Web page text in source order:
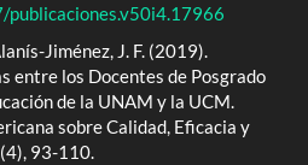
Jiménez, J. F. (2019).
entre los Docentes de Posgrado
de la UNAM y la UCM.
sobre Calidad, Eficacia y
93-110.